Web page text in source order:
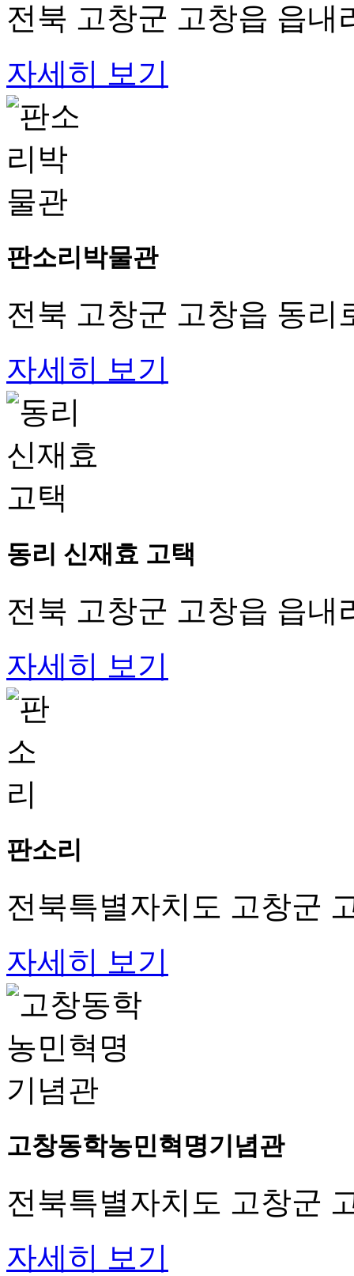
전북 고창군 고창읍 읍내
자세히 보기
판소리박물관
전북 고창군 고창읍 동리
자세히 보기
동리 신재효 고택
전북 고창군 고창읍 읍내
자세히 보기
판소리
전북특별자치도 고창군
자세히 보기
고창동학농민혁명기념관
전북특별자치도 고창군
자세히 보기